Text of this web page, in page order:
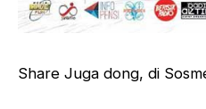
Share Juga dong, di